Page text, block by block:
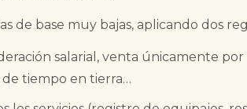
de base muy bajas, aplicando dos
salarial, venta únicamente
tiempo en tierra…